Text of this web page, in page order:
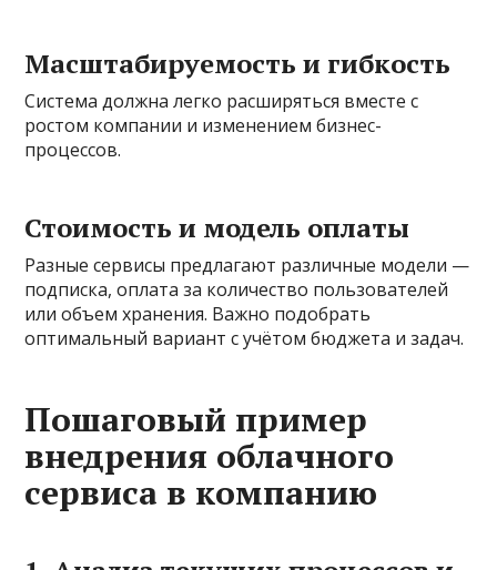
Масштабируемость и гибкость
Система должна легко расширяться вместе с
ростом компании и изменением бизнес-
процессов.
Стоимость и модель оплаты
Разные сервисы предлагают различные модели —
подписка, оплата за количество пользователей
или объем хранения. Важно подобрать
оптимальный вариант с учётом бюджета и задач.
Пошаговый пример
внедрения облачного
сервиса в компанию